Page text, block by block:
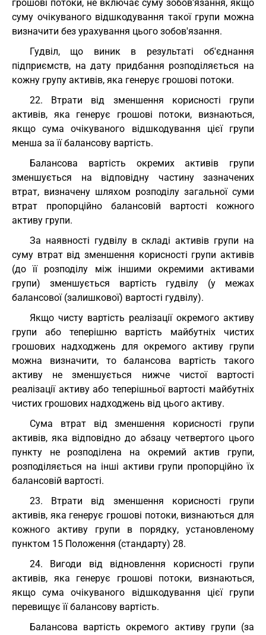
грошові потоки, не включає суму зобов'язання, якщо
суму очікуваного відшкодування такої групи можна
визначити без урахування цього зобов'язання.
Гудвіл, що виник в результаті об'єднання
підприємств, на дату придбання розподіляється на
кожну групу активів, яка генерує грошові потоки.
22. Втрати від зменшення корисності групи
активів, яка генерує грошові потоки, визнаються,
якщо сума очікуваного відшкодування цієї групи
менша за її балансову вартість.
Балансова вартість окремих активів групи
зменшується на відповідну частину зазначених
втрат, визначену шляхом розподілу загальної суми
втрат пропорційно балансовій вартості кожного
активу групи.
За наявності гудвілу в складі активів групи на
суму втрат від зменшення корисності групи активів
(до її розподілу між іншими окремими активами
групи) зменшується вартість гудвілу (у межах
балансової (залишкової) вартості гудвілу).
Якщо чисту вартість реалізації окремого активу
групи або теперішню вартість майбутніх чистих
грошових надходжень для окремого активу групи
можна визначити, то балансова вартість такого
активу не зменшується нижче чистої вартості
реалізації активу або теперішньої вартості майбутніх
чистих грошових надходжень від цього активу.
Сума втрат від зменшення корисності групи
активів, яка відповідно до абзацу четвертого цього
пункту не розподілена на окремий актив групи,
розподіляється на інші активи групи пропорційно їх
балансовій вартості.
23. Втрати від зменшення корисності групи
активів, яка генерує грошові потоки, визнаються для
кожного активу групи в порядку, установленому
пунктом 15 Положення (стандарту) 28.
24. Вигоди від відновлення корисності групи
активів, яка генерує грошові потоки, визнаються,
якщо сума очікуваного відшкодування цієї групи
перевищує її балансову вартість.
Балансова вартість окремого активу групи (за